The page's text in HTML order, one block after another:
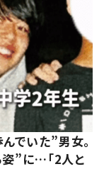
でいた”男女。
”に…「2人と